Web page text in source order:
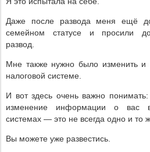
Даже после развода меня ещё
семейном статусе и просили
развод.
Мне также нужно было изменить и
налоговой системе.
И вот здесь очень важно
изменение информации о вас
системах — это не всегда одно и то
Вы можете уже развестись.